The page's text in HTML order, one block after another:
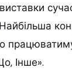
Інше».